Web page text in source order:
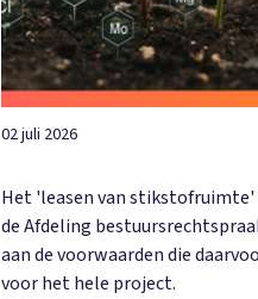
02 juli 2026
Het 'leasen van
de Afdeling
aan de voorwaarden die
voor het hele project.